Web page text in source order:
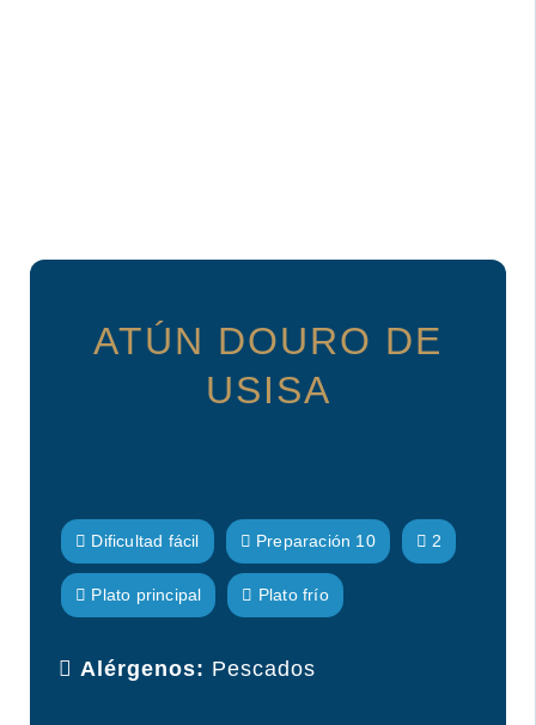
ATÚN DOURO DE
USISA
Dificultad fácil Preparación 10 2
Plato principal Plato frío
Alérgenos: Pescados